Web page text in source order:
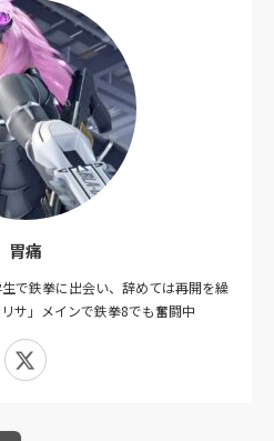
胃痛
で鉄拳に出会い、辞めては再開を繰
サ」メインで鉄拳8でも奮闘中
X